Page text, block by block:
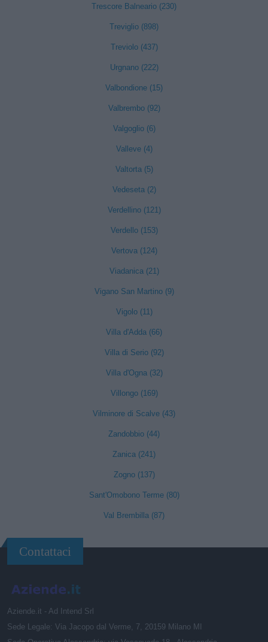
Trescore Balneario (230)
Treviglio (898)
Treviolo (437)
Urgnano (222)
Valbondione (15)
Valbrembo (92)
Valgoglio (6)
Valleve (4)
Valtorta (5)
Vedeseta (2)
Verdellino (121)
Verdello (153)
Vertova (124)
Viadanica (21)
Vigano San Martino (9)
Vigolo (11)
Villa d'Adda (66)
Villa di Serio (92)
Villa d'Ogna (32)
Villongo (169)
Vilminore di Scalve (43)
Zandobbio (44)
Zanica (241)
Zogno (137)
Sant'Omobono Terme (80)
Val Brembilla (87)
Contattaci
Aziende.it - Ad Intend Srl
Sede Legale: Via Jacopo dal Verme, 7, 20159 Milano MI